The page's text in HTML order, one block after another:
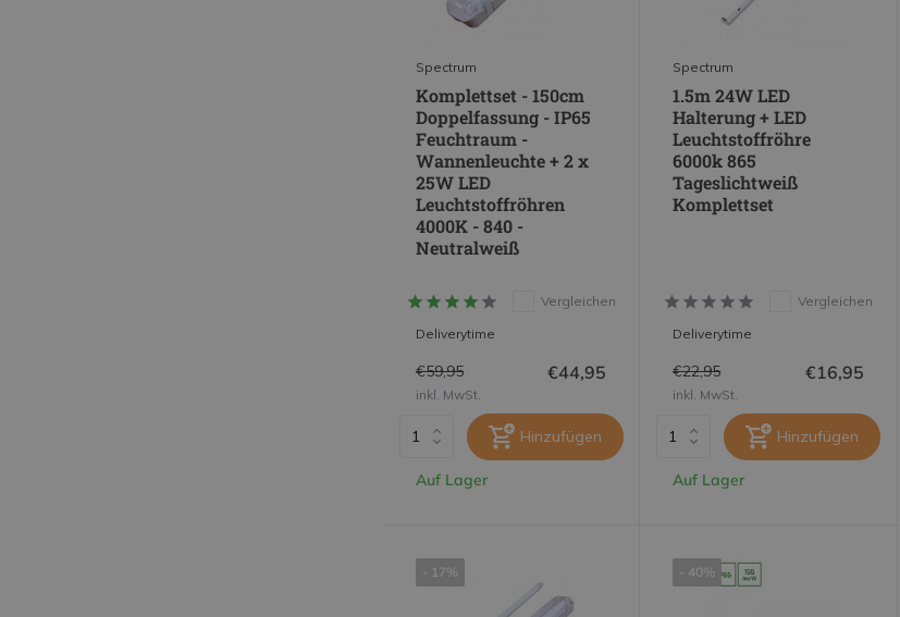
Spectrum
Komplettset - 150cm
Doppelfassung - IP65
Feuchtraum -
Wannenleuchte + 2 x
25W LED
Leuchtstoffröhren
4000K - 840 -
Neutralweiß
Vergleichen
Deliverytime
€59,95 €44,95
inkl. MwSt.
Hinzufügen
Auf Lager
Spectrum
1.5m 24W LED
Halterung + LED
Leuchtstoffröhre
6000k 865
Tageslichtweiß
Komplettset
Vergleichen
Deliverytime
€22,95 €16,95
inkl. MwSt.
Hinzufügen
Auf Lager
- 17% - 40%